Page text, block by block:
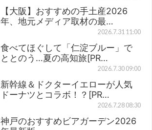
【大阪】おすすめの手土産2026
年、地元メディア取材の最…
2026.7.31 11:00
食べてほぐして「仁淀ブルー」で
ととのう…夏の高知旅[PR…
2026.7.30 09:00
新幹線＆ドクターイエローが人気
ドーナツとコラボ！？[PR…
2026.7.28 08:30
神戸のおすすめビアガーデン2026